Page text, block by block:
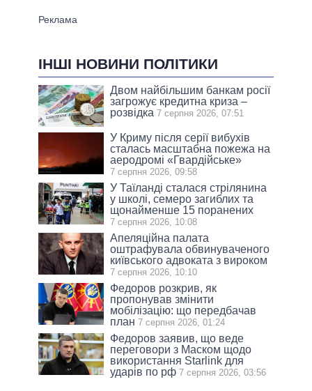
ІНШІ НОВИНИ ПОЛІТИКИ
Двом найбільшим банкам росії
загрожує кредитна криза –
розвідка 7 серпня 2026, 07:51
У Криму після серії вибухів
сталась масштабна пожежа на
аеродромі «Гвардійське»
7 серпня 2026, 09:58
У Таїланді сталася стрілянина
у школі, семеро загиблих та
щонайменше 15 поранених
7 серпня 2026, 10:08
Апеляційна палата
оштрафувала обвинуваченого
київського адвоката з вироком
7 серпня 2026, 10:10
Федоров розкрив, як
пропонував змінити
мобілізацію: що передбачав
план 7 серпня 2026, 01:24
Федоров заявив, що веде
переговори з Маском щодо
використання Starlink для
ударів по рф 7 серпня 2026, 03:56